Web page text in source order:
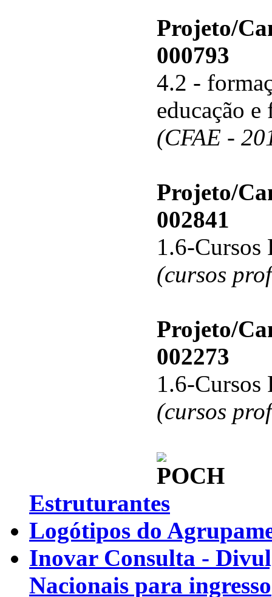
Projeto/
000793
4.2 -
educação e
(CFAE -
Projeto/
002841
1.6-Cursos
(cursos
Projeto/
002273
1.6-Cursos
(cursos
Estruturantes
Logótipos do
Inovar Consulta -
Nacionais para ingresso